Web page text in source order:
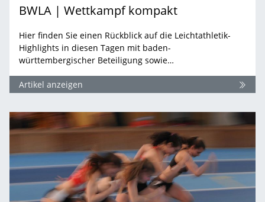
BWLA | Wettkampf kompakt
Hier finden Sie einen Rückblick auf die Leichtathletik-
Highlights in diesen Tagen mit baden-
württembergischer Beteiligung sowie…
Artikel anzeigen